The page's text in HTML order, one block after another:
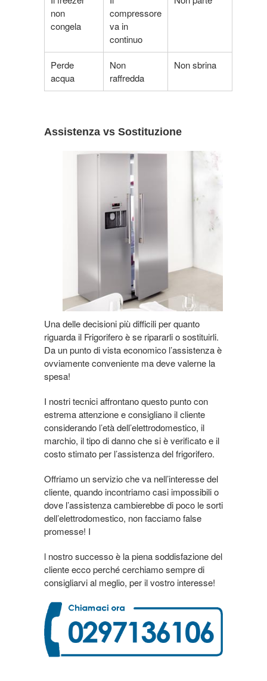
non
congela
compressore
va in
continuo
Perde
acqua
Non
raffredda
Non sbrina
Assistenza vs Sostituzione
Una delle decisioni più difficili per quanto
riguarda il Frigorifero è se ripararli o sostituirli.
Da un punto di vista economico l’assistenza è
ovviamente conveniente ma deve valerne la
spesa!
I nostri tecnici affrontano questo punto con
estrema attenzione e consigliano il cliente
considerando l’età dell’elettrodomestico, il
marchio, il tipo di danno che si è verificato e il
costo stimato per l’assistenza del frigorifero.
Offriamo un servizio che va nell’interesse del
cliente, quando incontriamo casi impossibili o
dove l’assistenza cambierebbe di poco le sorti
dell’elettrodomestico, non facciamo false
promesse! I
l nostro successo è la piena soddisfazione del
cliente ecco perché cerchiamo sempre di
consigliarvi al meglio, per il vostro interesse!